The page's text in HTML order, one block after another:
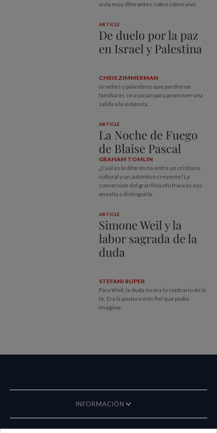
vista muy diferentes sobre cómo vivir.
ARTICLE
De duelo por la paz
en Israel y Palestina
CHRIS ZIMMERMAN
Israelíes y palestinos que perdieron
familiares se asocian para promover una
salida a la violencia.
ARTICLE
La Noche de Fuego
de Blaise Pascal
GRAHAM TOMLIN
¿Cuál es la diferencia entre un cristiano
cultural y un auténtico creyente? La
conversión del gran filósofo francés nos
enseña a distinguirla.
ARTICLE
Simone Weil y la
labor sagrada de la
duda
STEFANI RUPER
Para Weil, la duda no era lo contrario de la
fe. Era la postura más fiel que podía
imaginar.
INFORMACIÓN